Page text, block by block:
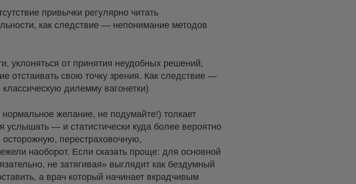
привычки регулярно читать
как следствие — непонимание методов
уклоняться от принятия неудобных решений,
отстаивать свою точку зрения. Как следствие —
дилемму вагонетки)
желание, не подумайте!) толкает
услышать — и статистически куда более вероятно
перестраховочную,
наоборот. Если сказать проще: для основной
не затягивая» выглядит как бездумный
а врач который начинает вкрадчивым